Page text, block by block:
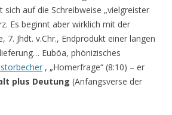
sich auf die Schreibweise „vielgreister
Es beginnt aber wirklich mit der
7. Jhdt. v.Chr., Endprodukt einer langen
Euböa, phönizisches
, „Homerfrage“ (8:10) – er
plus Deutung (Anfangsverse der